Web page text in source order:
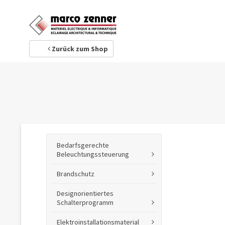
Zurück zum Shop
1 Ihre Adresse
Bedarfsgerechte
Beleuchtungssteuerung
Brandschutz
Designorientiertes
Schalterprogramm
Elektroinstallationsmaterial